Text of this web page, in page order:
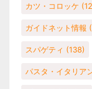
カツ・コロッケ
ガイドネット情報
スパゲティ (138)
パスタ・イタリア